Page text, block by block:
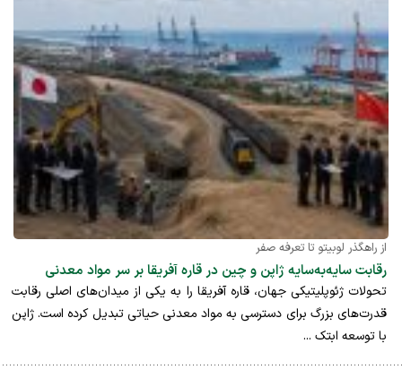
از راهگذر لوبیتو تا تعرفه صفر
رقابت سایه‌به‌سایه ژاپن و چین در قاره آفریقا بر سر مواد معدنی
تحولات ژئوپلیتیکی جهان، قاره آفریقا را به یکی از میدان‌های اصلی رقابت
قدرت‌های بزرگ برای دسترسی به مواد معدنی حیاتی تبدیل کرده است. ژاپن
با توسعه ابتک ...